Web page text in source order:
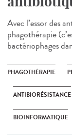
Avec l’essor des
phagothérapie
bactériophages
PHAGOTHÉRAPIE
ANTIBIORÉSISTANCE
BIOINFORMATIQUE